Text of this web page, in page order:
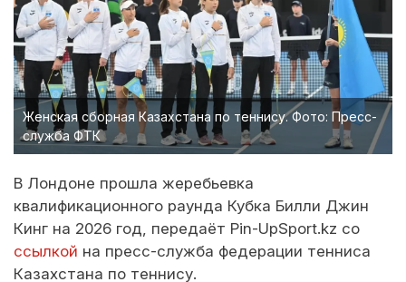
Женская сборная Казахстана по теннису. Фото: Пресс-
служба ФТК
В Лондоне прошла жеребьевка
квалификационного раунда Кубка Билли Джин
Кинг на 2026 год, передаёт Pin-UpSport.kz со
ссылкой на пресс-служба федерации тенниса
Казахстана по теннису.